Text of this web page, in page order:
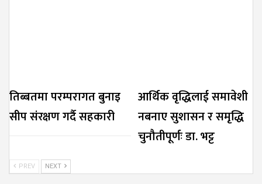
तिब्बतमा परम्परागत बुनाइ
सीप संरक्षण गर्दै सहकारी
आर्थिक वृद्धिलाई समावेशी
नबनाए सुशासन र समृद्धि
चुनौतीपूर्णः डा. भट्ट
PREV NEXT